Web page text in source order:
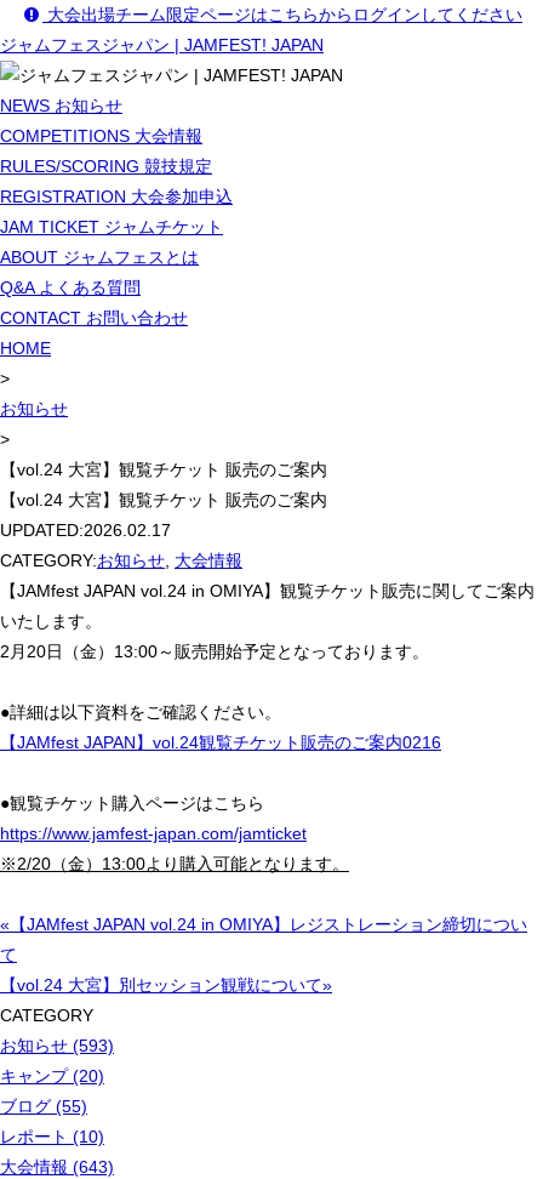
大会出場チーム限定ページはこちらからログインしてください
ジャムフェスジャパン | JAMFEST! JAPAN
NEWS お知らせ
COMPETITIONS 大会情報
RULES/SCORING 競技規定
REGISTRATION 大会参加申込
JAM TICKET ジャムチケット
ABOUT ジャムフェスとは
Q&A よくある質問
CONTACT お問い合わせ
HOME
>
お知らせ
>
【vol.24 大宮】観覧チケット 販売のご案内
【vol.24 大宮】観覧チケット 販売のご案内
UPDATED:2026.02.17
CATEGORY:お知らせ 大会情報
【JAMfest JAPAN vol.24 in OMIYA】観覧チケット販売に関してご案内
いたします。
2月20日（金）13:00～販売開始予定となっております。
●詳細は以下資料をご確認ください。
【JAMfest JAPAN】vol.24観覧チケット販売のご案内0216
●観覧チケット購入ページはこちら
https://www.jamfest-japan.com/jamticket
※2/20 （金） 13:00より購入可能となります。
«【JAMfest JAPAN vol.24 in OMIYA】レジストレーション締切につい
て
【vol.24 大宮】別セッション観戦について»
CATEGORY
お知らせ (593)
キャンプ (20)
ブログ (55)
レポート (10)
大会情報 (643)